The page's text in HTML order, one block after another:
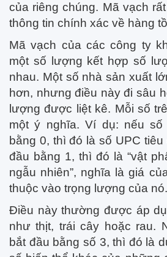
của riêng chúng. Mã vạch
thông tin chính xác về hàng
Mã vạch của các công ty
một số lượng kết hợp số
nhau. Một số nhà sản xuất
hơn, nhưng điều này đi sâu
lượng được liệt kê. Mỗi số
một ý nghĩa. Ví dụ: nếu
bằng 0, thì đó là số UPC
đầu bằng 1, thì đó là “vật
ngẫu nhiên”, nghĩa là giá
thuộc vào trọng lượng của nó.
Điều này thường được áp
như thịt, trái cây hoặc rau.
bắt đầu bằng số 3, thì đó là